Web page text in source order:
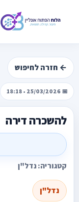
← חזרה לחיפוש
📅 25/03/2026 • 18:18
להשכרה דירה
קטגוריה: נדל"ן
נדל"ן